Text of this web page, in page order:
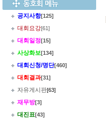
공지사항[125]
대회요강[61]
대회일정[15]
사상화보[134]
대회신청/명단[460]
대회결과[31]
자유게시판[63]
재무방[3]
대진표[43]